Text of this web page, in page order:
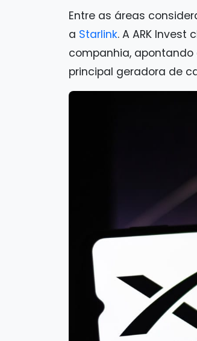
Entre as áreas
a Starlink. A ARK
companhia,
principal geradora de